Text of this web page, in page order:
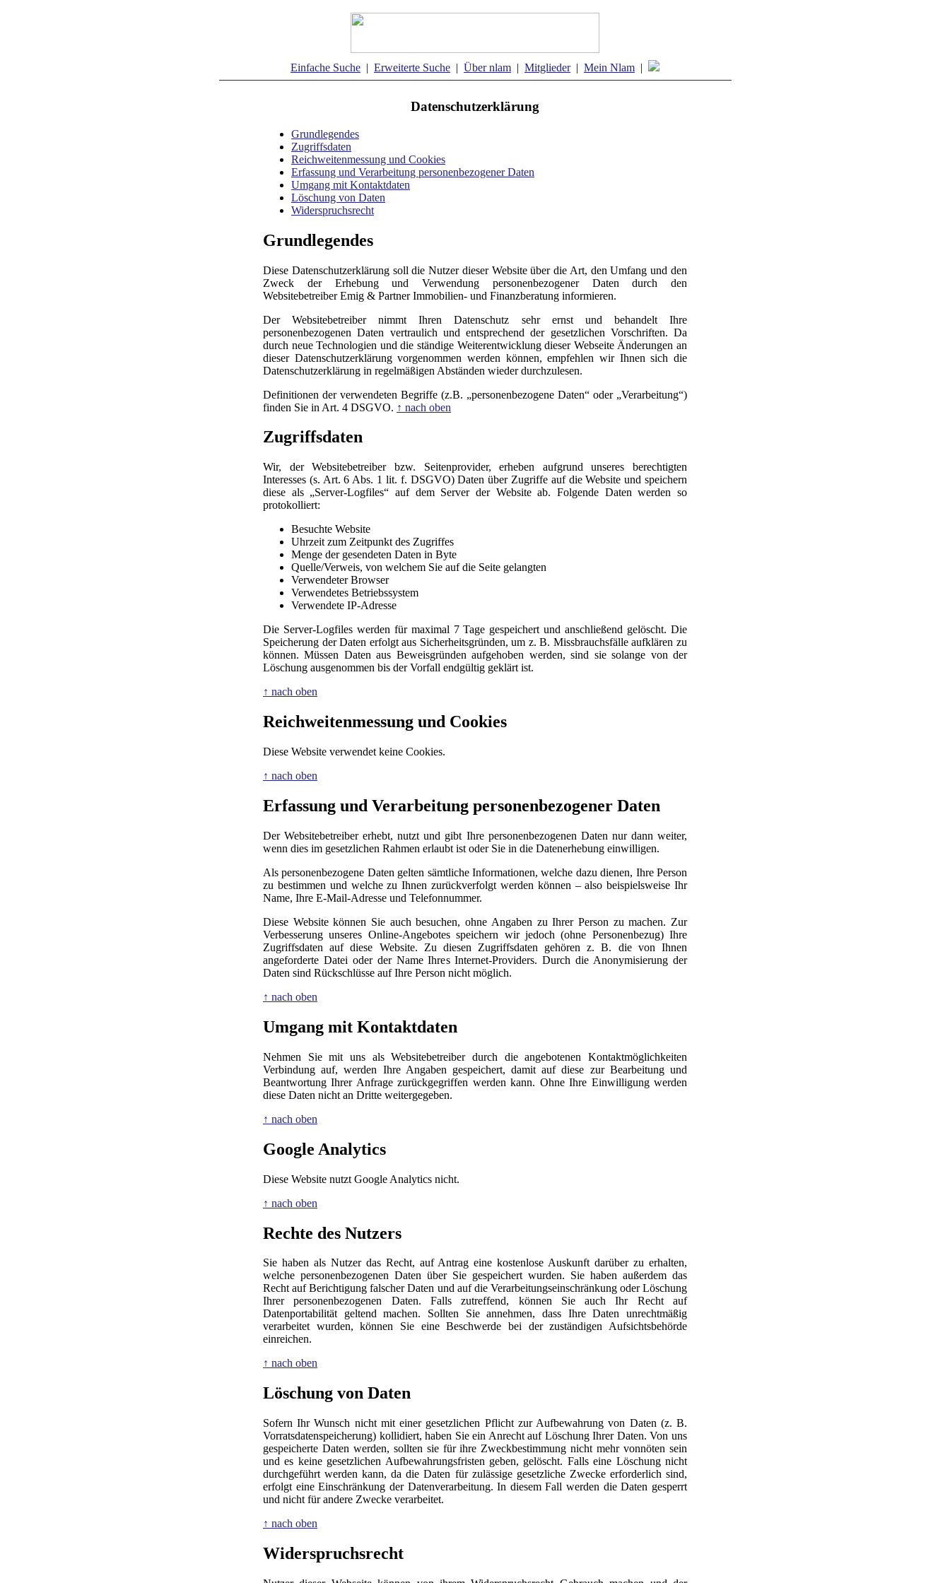
Einfache Suche | Erweiterte Suche | Über nlam | Mitglieder| Mein Nlam |
Datenschutzerklärung
Grundlegendes
Zugriffsdaten
Reichweitenmessung und Cookies
Erfassung und Verarbeitung personenbezogener Daten
Umgang mit Kontaktdaten
Löschung von Daten
Widerspruchsrecht
Grundlegendes
Diese Datenschutzerklärung soll die Nutzer dieser Website über die Art, den Umfang und den
Zweck der Erhebung und Verwendung personenbezogener Daten durch den
Websitebetreiber Emig & Partner Immobilien- und Finanzberatung informieren.
Der Websitebetreiber nimmt Ihren Datenschutz sehr ernst und behandelt Ihre
personenbezogenen Daten vertraulich und entsprechend der gesetzlichen Vorschriften. Da
durch neue Technologien und die ständige Weiterentwicklung dieser Webseite Änderungen an
dieser Datenschutzerklärung vorgenommen werden können, empfehlen wir Ihnen sich die
Datenschutzerklärung in regelmäßigen Abständen wieder durchzulesen.
Definitionen der verwendeten Begriffe (z.B. „personenbezogene Daten“ oder „Verarbeitung“)
finden Sie in Art. 4 DSGVO. ↑ nach oben
Zugriffsdaten
Wir, der Websitebetreiber bzw. Seitenprovider, erheben aufgrund unseres berechtigten
Interesses (s. Art. 6 Abs. 1 lit. f. DSGVO) Daten über Zugriffe auf die Website und speichern
diese als „Server-Logfiles“ auf dem Server der Website ab. Folgende Daten werden so
protokolliert:
Besuchte Website
Uhrzeit zum Zeitpunkt des Zugriffes
Menge der gesendeten Daten in Byte
Quelle/Verweis, von welchem Sie auf die Seite gelangten
Verwendeter Browser
Verwendetes Betriebssystem
Verwendete IP-Adresse
Die Server-Logfiles werden für maximal 7 Tage gespeichert und anschließend gelöscht. Die
Speicherung der Daten erfolgt aus Sicherheitsgründen, um z. B. Missbrauchsfälle aufklären zu
können. Müssen Daten aus Beweisgründen aufgehoben werden, sind sie solange von der
Löschung ausgenommen bis der Vorfall endgültig geklärt ist.
↑ nach oben
Reichweitenmessung und Cookies
Diese Website verwendet keine Cookies.
↑ nach oben
Erfassung und Verarbeitung personenbezogener Daten
Der Websitebetreiber erhebt, nutzt und gibt Ihre personenbezogenen Daten nur dann weiter,
wenn dies im gesetzlichen Rahmen erlaubt ist oder Sie in die Datenerhebung einwilligen.
Als personenbezogene Daten gelten sämtliche Informationen, welche dazu dienen, Ihre Person
zu bestimmen und welche zu Ihnen zurückverfolgt werden können – also beispielsweise Ihr
Name, Ihre E-Mail-Adresse und Telefonnummer.
Diese Website können Sie auch besuchen, ohne Angaben zu Ihrer Person zu machen. Zur
Verbesserung unseres Online-Angebotes speichern wir jedoch (ohne Personenbezug) Ihre
Zugriffsdaten auf diese Website. Zu diesen Zugriffsdaten gehören z. B. die von Ihnen
angeforderte Datei oder der Name Ihres Internet-Providers. Durch die Anonymisierung der
Daten sind Rückschlüsse auf Ihre Person nicht möglich.
↑ nach oben
Umgang mit Kontaktdaten
Nehmen Sie mit uns als Websitebetreiber durch die angebotenen Kontaktmöglichkeiten
Verbindung auf, werden Ihre Angaben gespeichert, damit auf diese zur Bearbeitung und
Beantwortung Ihrer Anfrage zurückgegriffen werden kann. Ohne Ihre Einwilligung werden
diese Daten nicht an Dritte weitergegeben.
↑ nach oben
Google Analytics
Diese Website nutzt Google Analytics nicht.
↑ nach oben
Rechte des Nutzers
Sie haben als Nutzer das Recht, auf Antrag eine kostenlose Auskunft darüber zu erhalten,
welche personenbezogenen Daten über Sie gespeichert wurden. Sie haben außerdem das
Recht auf Berichtigung falscher Daten und auf die Verarbeitungseinschränkung oder Löschung
Ihrer personenbezogenen Daten. Falls zutreffend, können Sie auch Ihr Recht auf
Datenportabilität geltend machen. Sollten Sie annehmen, dass Ihre Daten unrechtmäßig
verarbeitet wurden, können Sie eine Beschwerde bei der zuständigen Aufsichtsbehörde
einreichen.
↑ nach oben
Löschung von Daten
Sofern Ihr Wunsch nicht mit einer gesetzlichen Pflicht zur Aufbewahrung von Daten (z. B.
Vorratsdatenspeicherung) kollidiert, haben Sie ein Anrecht auf Löschung Ihrer Daten. Von uns
gespeicherte Daten werden, sollten sie für ihre Zweckbestimmung nicht mehr vonnöten sein
und es keine gesetzlichen Aufbewahrungsfristen geben, gelöscht. Falls eine Löschung nicht
durchgeführt werden kann, da die Daten für zulässige gesetzliche Zwecke erforderlich sind,
erfolgt eine Einschränkung der Datenverarbeitung. In diesem Fall werden die Daten gesperrt
und nicht für andere Zwecke verarbeitet.
↑ nach oben
Widerspruchsrecht